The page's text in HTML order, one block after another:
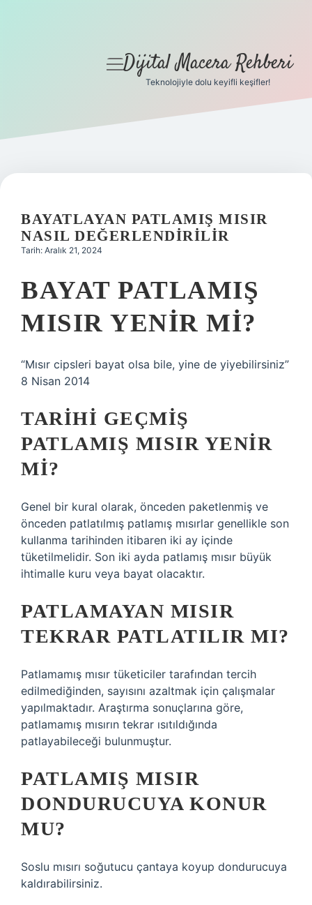
Gizlilik Politikası
Yasal Uyarı
menüyü
Dijital Macera Rehberi
Teknolojiyle dolu keyifli keşifler!
BAYATLAYAN PATLAMIŞ MISIR
NASIL DEĞERLENDIRILIR
Tarih: Aralık 21, 2024
BAYAT PATLAMIŞ
MISIR YENIR MI?
“Mısır cipsleri bayat olsa bile, yine de yiyebilirsiniz”
8 Nisan 2014
TARIHI GEÇMIŞ
PATLAMIŞ MISIR YENIR
MI?
Genel bir kural olarak, önceden paketlenmiş ve
önceden patlatılmış patlamış mısırlar genellikle son
kullanma tarihinden itibaren iki ay içinde
tüketilmelidir. Son iki ayda patlamış mısır büyük
ihtimalle kuru veya bayat olacaktır.
PATLAMAYAN MISIR
TEKRAR PATLATILIR MI?
Patlamamış mısır tüketiciler tarafından tercih
edilmediğinden, sayısını azaltmak için çalışmalar
yapılmaktadır. Araştırma sonuçlarına göre,
patlamamış mısırın tekrar ısıtıldığında
patlayabileceği bulunmuştur.
PATLAMIŞ MISIR
DONDURUCUYA KONUR
MU?
Soslu mısırı soğutucu çantaya koyup dondurucuya
kaldırabilirsiniz.